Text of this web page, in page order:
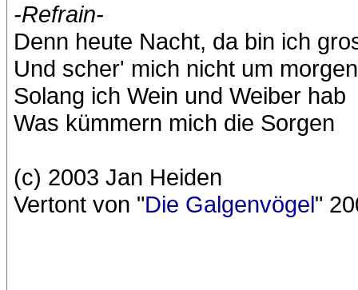
-Refrain-
Denn heute Nacht, da bin ich
Und scher' mich nicht um morgen
Solang ich Wein und Weiber hab
Was kümmern mich die Sorgen
(c) 2003 Jan Heiden
Vertont von "Die Galgenvögel"